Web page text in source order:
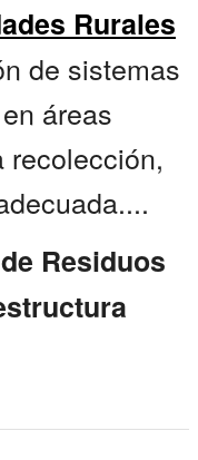
Rurales
de sistemas
áreas
recolección,
Residuos